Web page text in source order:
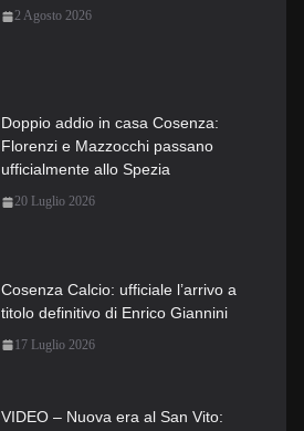
2 Agosto 2026
Doppio addio in casa Cosenza:
Florenzi e Mazzocchi passano
ufficialmente allo Spezia
20 Luglio 2026
Cosenza Calcio: ufficiale l’arrivo a
titolo definitivo di Enrico Giannini
17 Luglio 2026
VIDEO – Nuova era al San Vito: